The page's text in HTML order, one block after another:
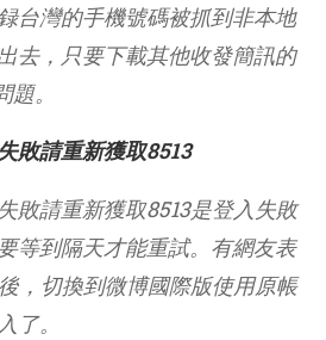
台灣的手機號碼被抓到非本地
去，只要下載其他收發簡訊的
。
敗請重新獲取8513
敗請重新獲取8513是登入失敗
等到隔天才能重試。有網友表
，切換到微博國際版使用原帳
了。